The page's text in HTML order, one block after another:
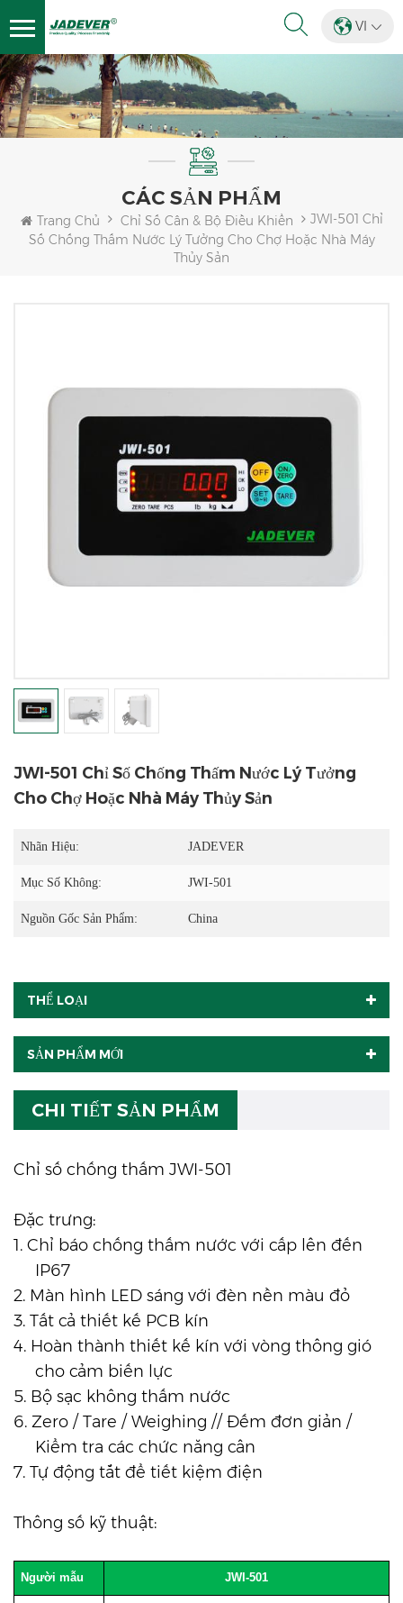
VI
CÁC SẢN PHẨM
Trang Chủ Chỉ Số Cân & Bộ Điều Khiển
JWI-501 Chỉ
Số Chống Thấm Nước Lý Tưởng Cho Chợ Hoặc Nhà Máy
Thủy Sản
JWI-501 Chỉ Số Chống Thấm Nước Lý Tưởng
Cho Chợ Hoặc Nhà Máy Thủy Sản
Nhãn Hiệu: JADEVER
Mục Số Không: JWI-501
Nguồn Gốc Sản Phẩm: China
THỂ LOẠI
SẢN PHẨM MỚI
CHI TIẾT SẢN PHẨM
Chỉ số chống thấm JWI-501
Đặc trưng:
1. Chỉ báo chống thấm nước với cấp lên đến
IP67
2. Màn hình LED sáng với đèn nền màu đỏ
3. Tất cả thiết kế PCB kín
4. Hoàn thành thiết kế kín với vòng thông gió
cho cảm biến lực
5. Bộ sạc không thấm nước
6. Zero / Tare / Weighing // Đếm đơn giản /
Kiểm tra các chức năng cân
7. Tự động tắt để tiết kiệm điện
Thông số kỹ thuật:
Người mẫu JWI-501